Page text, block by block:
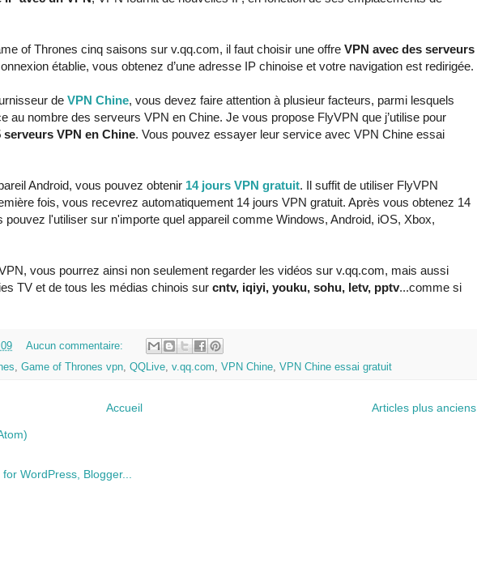
of Thrones cinq saisons sur v.qq.com, il faut choisir une offre VPN avec des serveurs
établie, vous obtenez d’une adresse IP chinoise et votre navigation est redirigée.
de VPN Chine, vous devez faire attention à plusieur facteurs, parmi lesquels
au nombre des serveurs VPN en Chine. Je vous propose FlyVPN que j’utilise pour
serveurs VPN en Chine. Vous pouvez essayer leur service avec VPN Chine essai
Android, vous pouvez obtenir 14 jours VPN gratuit. Il suffit de utiliser FlyVPN
fois, vous recevrez automatiquement 14 jours VPN gratuit. Après vous obtenez 14
pouvez l'utiliser sur n'importe quel appareil comme Windows, Android, iOS, Xbox,
vous pourrez ainsi non seulement regarder les vidéos sur v.qq.com, mais aussi
TV et de tous les médias chinois sur cntv, iqiyi, youku, sohu, letv, pptv...comme si
Aucun commentaire:
, Game of Thrones vpn, QQLive, v.qq.com, VPN Chine, VPN Chine essai gratuit
Articles plus anciens
Accueil